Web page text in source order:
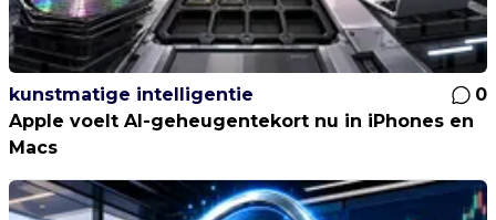
kunstmatige intelligentie
0
Apple voelt AI-geheugentekort nu in iPhones en
Macs